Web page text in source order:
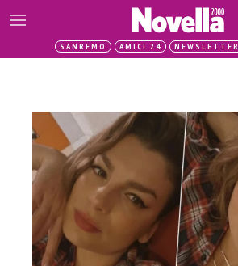
SANREMO AMICI 24 NEWSLETTER